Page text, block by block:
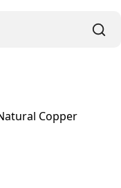
Copper